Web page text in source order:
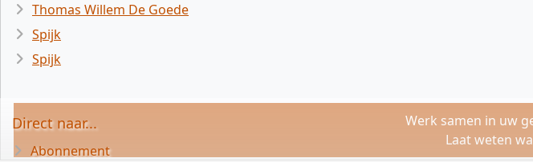
Thomas Willem De Goede
Spijk
Spijk
Werk samen in uw
Laat weten
Direct naar...
Abonnement